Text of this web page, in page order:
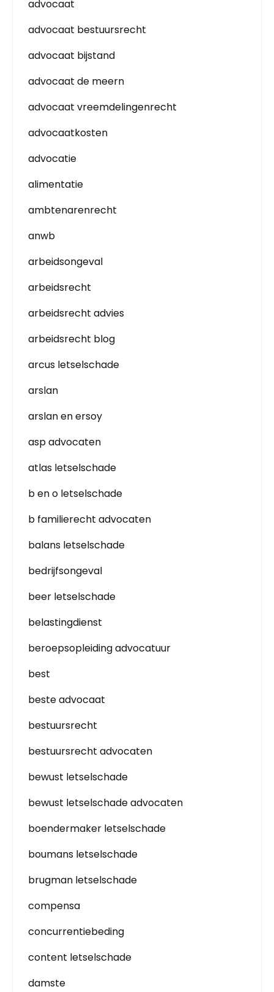
advocaat
advocaat bestuursrecht
advocaat bijstand
advocaat de meern
advocaat vreemdelingenrecht
advocaatkosten
advocatie
alimentatie
ambtenarenrecht
anwb
arbeidsongeval
arbeidsrecht
arbeidsrecht advies
arbeidsrecht blog
arcus letselschade
arslan
arslan en ersoy
asp advocaten
atlas letselschade
b en o letselschade
b familierecht advocaten
balans letselschade
bedrijfsongeval
beer letselschade
belastingdienst
beroepsopleiding advocatuur
best
beste advocaat
bestuursrecht
bestuursrecht advocaten
bewust letselschade
bewust letselschade advocaten
boendermaker letselschade
boumans letselschade
brugman letselschade
compensa
concurrentiebeding
content letselschade
damste